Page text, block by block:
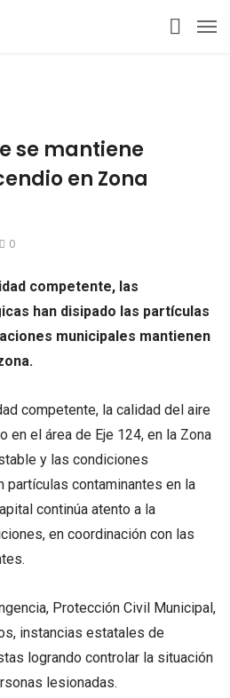
se mantiene
en Zona
0
competente, las
han disipado las partículas
municipales mantienen
competente, la calidad del aire
en el área de Eje 124, en la Zona
y las condiciones
contaminantes en la
continúa atento a la
en coordinación con las
Protección Civil Municipal,
instancias estatales de
logrando controlar la situación
lesionadas.